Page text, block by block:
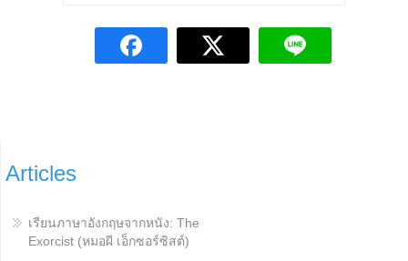
Articles
เรียนภาษาอังกฤษจากหนัง: The
Exorcist (หมอผี เอ็กซอร์ซิสต์)